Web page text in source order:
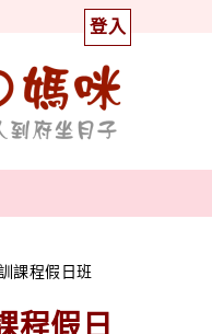
登入
課程假日班
程假日